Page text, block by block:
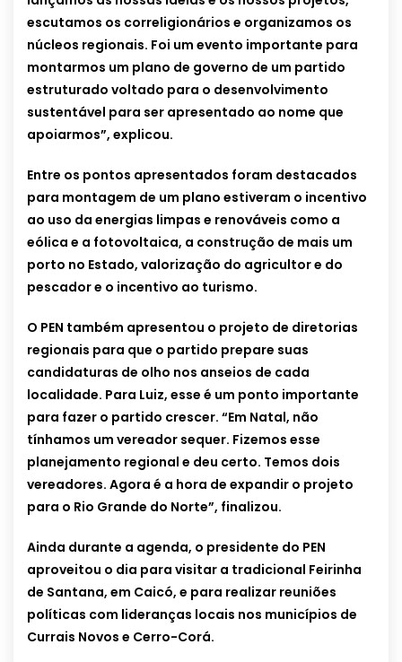
escutamos os correligionários e organizamos os
núcleos regionais. Foi um evento importante para
montarmos um plano de governo de um partido
estruturado voltado para o desenvolvimento
sustentável para ser apresentado ao nome que
apoiarmos”, explicou.
Entre os pontos apresentados foram destacados
para montagem de um plano estiveram o incentivo
ao uso da energias limpas e renováveis como a
eólica e a fotovoltaica, a construção de mais um
porto no Estado, valorização do agricultor e do
pescador e o incentivo ao turismo.
O PEN também apresentou o projeto de diretorias
regionais para que o partido prepare suas
candidaturas de olho nos anseios de cada
localidade. Para Luiz, esse é um ponto importante
para fazer o partido crescer. “Em Natal, não
tínhamos um vereador sequer. Fizemos esse
planejamento regional e deu certo. Temos dois
vereadores. Agora é a hora de expandir o projeto
para o Rio Grande do Norte”, finalizou.
Ainda durante a agenda, o presidente do PEN
aproveitou o dia para visitar a tradicional Feirinha
de Santana, em Caicó, e para realizar reuniões
políticas com lideranças locais nos municípios de
Currais Novos e Cerro-Corá.